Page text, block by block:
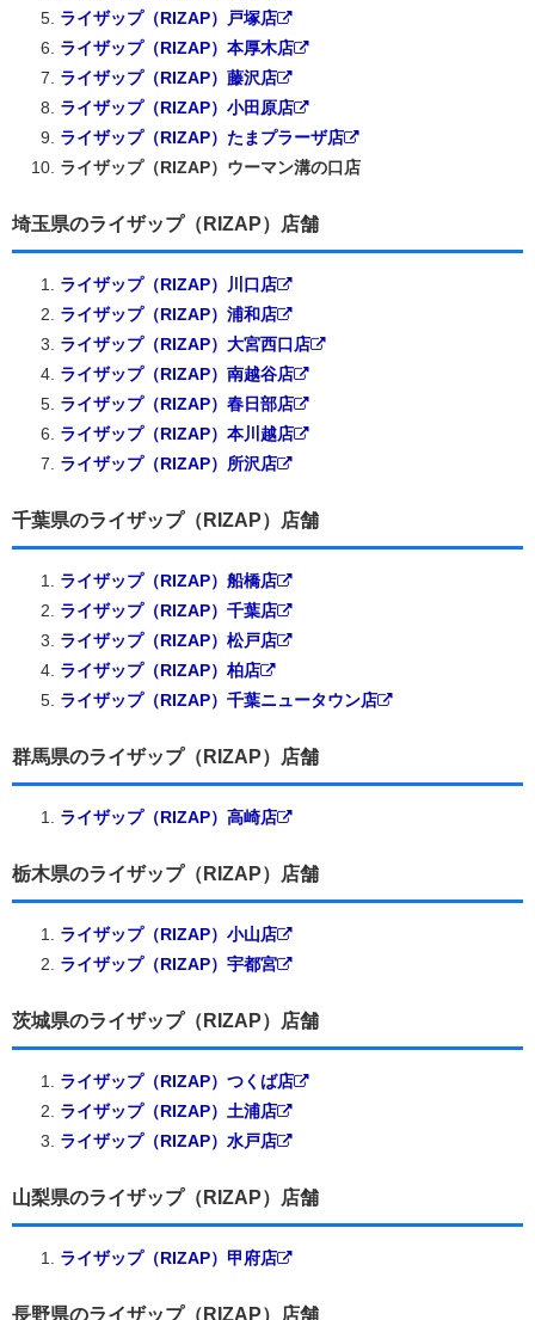
ライザップ（RIZAP）戸塚店
ライザップ（RIZAP）本厚木店
ライザップ（RIZAP）藤沢店
ライザップ（RIZAP）小田原店
ライザップ（RIZAP）たまプラーザ店
ライザップ（RIZAP）ウーマン溝の口店
埼玉県のライザップ（RIZAP）店舗
ライザップ（RIZAP）川口店
ライザップ（RIZAP）浦和店
ライザップ（RIZAP）大宮西口店
ライザップ（RIZAP）南越谷店
ライザップ（RIZAP）春日部店
ライザップ（RIZAP）本川越店
ライザップ（RIZAP）所沢店
千葉県のライザップ（RIZAP）店舗
ライザップ（RIZAP）船橋店
ライザップ（RIZAP）千葉店
ライザップ（RIZAP）松戸店
ライザップ（RIZAP）柏店
ライザップ（RIZAP）千葉ニュータウン店
群馬県のライザップ（RIZAP）店舗
ライザップ（RIZAP）高崎店
栃木県のライザップ（RIZAP）店舗
ライザップ（RIZAP）小山店
ライザップ（RIZAP）宇都宮
茨城県のライザップ（RIZAP）店舗
ライザップ（RIZAP）つくば店
ライザップ（RIZAP）土浦店
ライザップ（RIZAP）水戸店
山梨県のライザップ（RIZAP）店舗
ライザップ（RIZAP）甲府店
長野県のライザップ（RIZAP）店舗